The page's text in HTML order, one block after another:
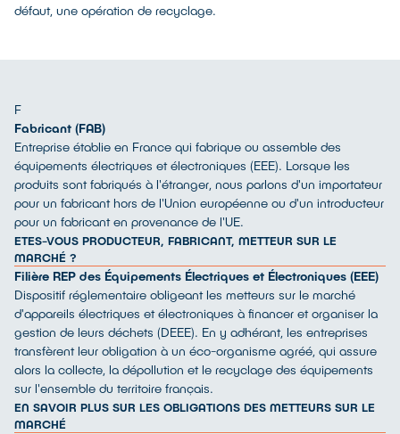
défaut, une opération de recyclage.
F
Fabricant (FAB)
Entreprise établie en France qui fabrique ou assemble des
équipements électriques et électroniques (EEE). Lorsque les
produits sont fabriqués à l'étranger, nous parlons d'un importateur
pour un fabricant hors de l'Union européenne ou d'un introducteur
pour un fabricant en provenance de l'UE.
ETES-VOUS PRODUCTEUR, FABRICANT, METTEUR SUR LE
MARCHÉ ?
Filière REP des Équipements Électriques et Électroniques (EEE)
Dispositif réglementaire obligeant les metteurs sur le marché
d'appareils électriques et électroniques à financer et organiser la
gestion de leurs déchets (DEEE). En y adhérant, les entreprises
transfèrent leur obligation à un éco-organisme agréé, qui assure
alors la collecte, la dépollution et le recyclage des équipements
sur l'ensemble du territoire français.
EN SAVOIR PLUS SUR LES OBLIGATIONS DES METTEURS SUR LE
MARCHÉ